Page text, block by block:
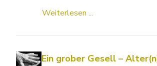
Weiterlesen ...
Ein grober Gesell –